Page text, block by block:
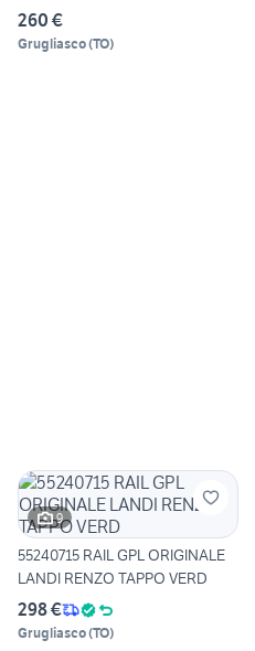
260 €
Grugliasco(TO)
9
55240715 RAIL GPL ORIGINALE
LANDI RENZO TAPPO VERD
298 €
Grugliasco(TO)